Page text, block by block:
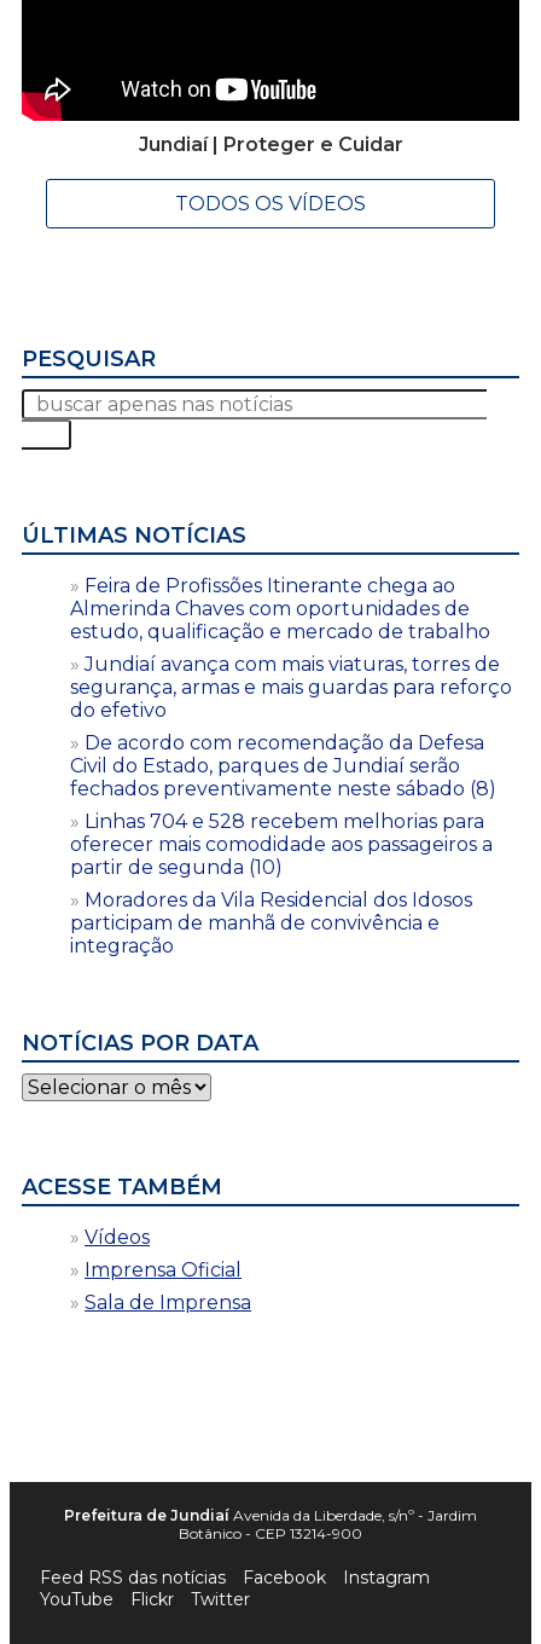
Jundiaí | Proteger e Cuidar
TODOS OS VÍDEOS
PESQUISAR
ÚLTIMAS NOTÍCIAS
Feira de Profissões Itinerante chega ao
Almerinda Chaves com oportunidades de
estudo, qualificação e mercado de trabalho
Jundiaí avança com mais viaturas, torres de
segurança, armas e mais guardas para reforço
do efetivo
De acordo com recomendação da Defesa
Civil do Estado, parques de Jundiaí serão
fechados preventivamente neste sábado (8)
Linhas 704 e 528 recebem melhorias para
oferecer mais comodidade aos passageiros a
partir de segunda (10)
Moradores da Vila Residencial dos Idosos
participam de manhã de convivência e
integração
NOTÍCIAS POR DATA
Notícias
por
ACESSE TAMBÉM
Vídeos
Imprensa Oficial
Sala de Imprensa
Prefeitura de Jundiaí Avenida da Liberdade, s/nº - Jardim
Botânico - CEP 13214-900
Feed RSS das notícias Facebook
Instagram
YouTube
Flickr Twitter